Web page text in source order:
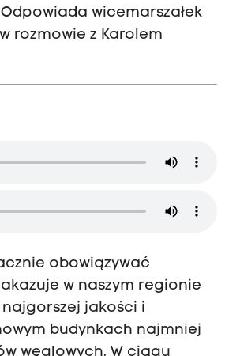
wicemarszałek
rozmowie z Karolem
obowiązywać
w naszym regionie
jakości i
budynkach najmniej
węglowych. W ciągu